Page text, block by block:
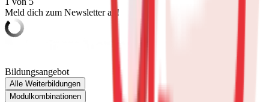
Meld dich zum Newsletter an!
Bildungsangebot
Alle Weiterbildungen
Modulkombinationen